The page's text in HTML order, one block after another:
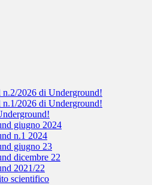
n.2/2026 di Underground!
n.1/2026 di Underground!
giugno 2024
n.1 2024
giugno 23
dicembre 22
2021/22
scientifico